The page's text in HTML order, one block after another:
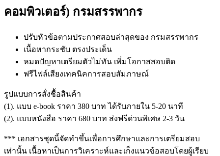
คอมพิวเตอร์) กรมสรรพากร
ปรับหัวข้อตามประกาศสอบล่าสุดของ กรมสรรพากร
เนื้อหากระชับ ตรงประเด็น
หมดปัญหาเตรียมตัวไม่ทัน เพิ่มโอกาสสอบติด
ฟรีไฟล์เสียงเทคนิคการสอบสัมภาษณ์
รูปแบบการสั่งชื้อสินค้า
(1). แบบ e-book ราคา 380 บาท ได้รับภายใน 5-20 นาที
(2). แบบหนังสือ ราคา 680 บาท ส่งฟรีด่วนพิเศษ 2-3 วัน
*** เอกสารชุดนี้จัดทำขึ้นเพื่อการศึกษาและการเตรียมสอบ
เท่านั้น เนื้อหาเป็นการวิเคราะห์และเก็งแนวข้อสอบโดยผู้เรียบ